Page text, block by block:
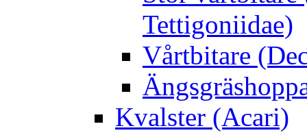
Tettigoniidae)
Vårtbitare
Kvalster (Acari)